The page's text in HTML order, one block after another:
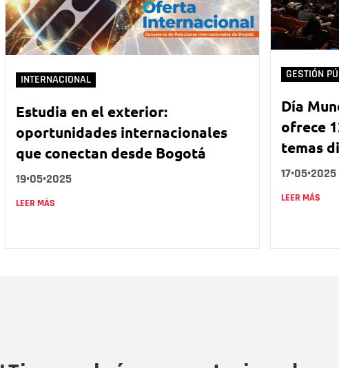
INTERNACIONAL
Estudia en el exterior:
oportunidades internacionales
que conectan desde Bogotá
19•05•2025
LEER MÁS
GESTIÓN
Día
ofrece
temas
17•05•2025
LEER MÁS